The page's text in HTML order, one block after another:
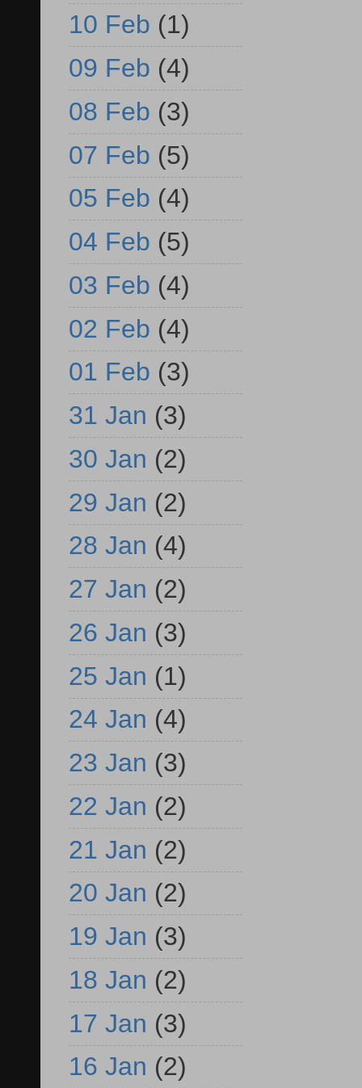
10 Feb (1)
09 Feb (4)
08 Feb (3)
07 Feb (5)
05 Feb (4)
04 Feb (5)
03 Feb (4)
02 Feb (4)
01 Feb (3)
31 Jan (3)
30 Jan (2)
29 Jan (2)
28 Jan (4)
27 Jan (2)
26 Jan (3)
25 Jan (1)
24 Jan (4)
23 Jan (3)
22 Jan (2)
21 Jan (2)
20 Jan (2)
19 Jan (3)
18 Jan (2)
17 Jan (3)
16 Jan (2)